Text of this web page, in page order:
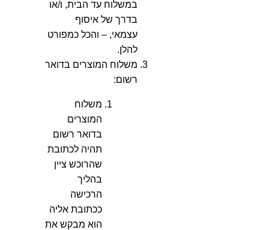
במשלוח עד הבית, ו/או
בדרך של איסוף
עצמאי, – והכל כמפורט
להלן.
משלוח המוצרים בדואר
רשום:
משלוח
המוצרים
בדואר רשום
תהיה לכתובת
שהרוכש ציין
בהליך
הרכישה
ככתובת אליה
הוא מבקש את